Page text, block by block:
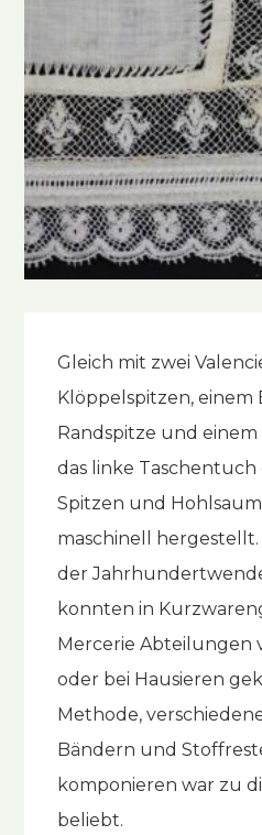
Gleich mit zwei
Klöppelspitzen, einem
Randspitze und
das linke
Spitzen und
maschinell
der
konnten in
Mercerie Abteilungen
oder bei Hausieren
Methode,
Bändern und
komponieren war zu
beliebt.